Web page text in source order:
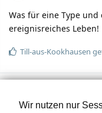
Wir nutzen nur
Was für eine Type
ereignisreiches Leben!
Till-aus-Kookhausen